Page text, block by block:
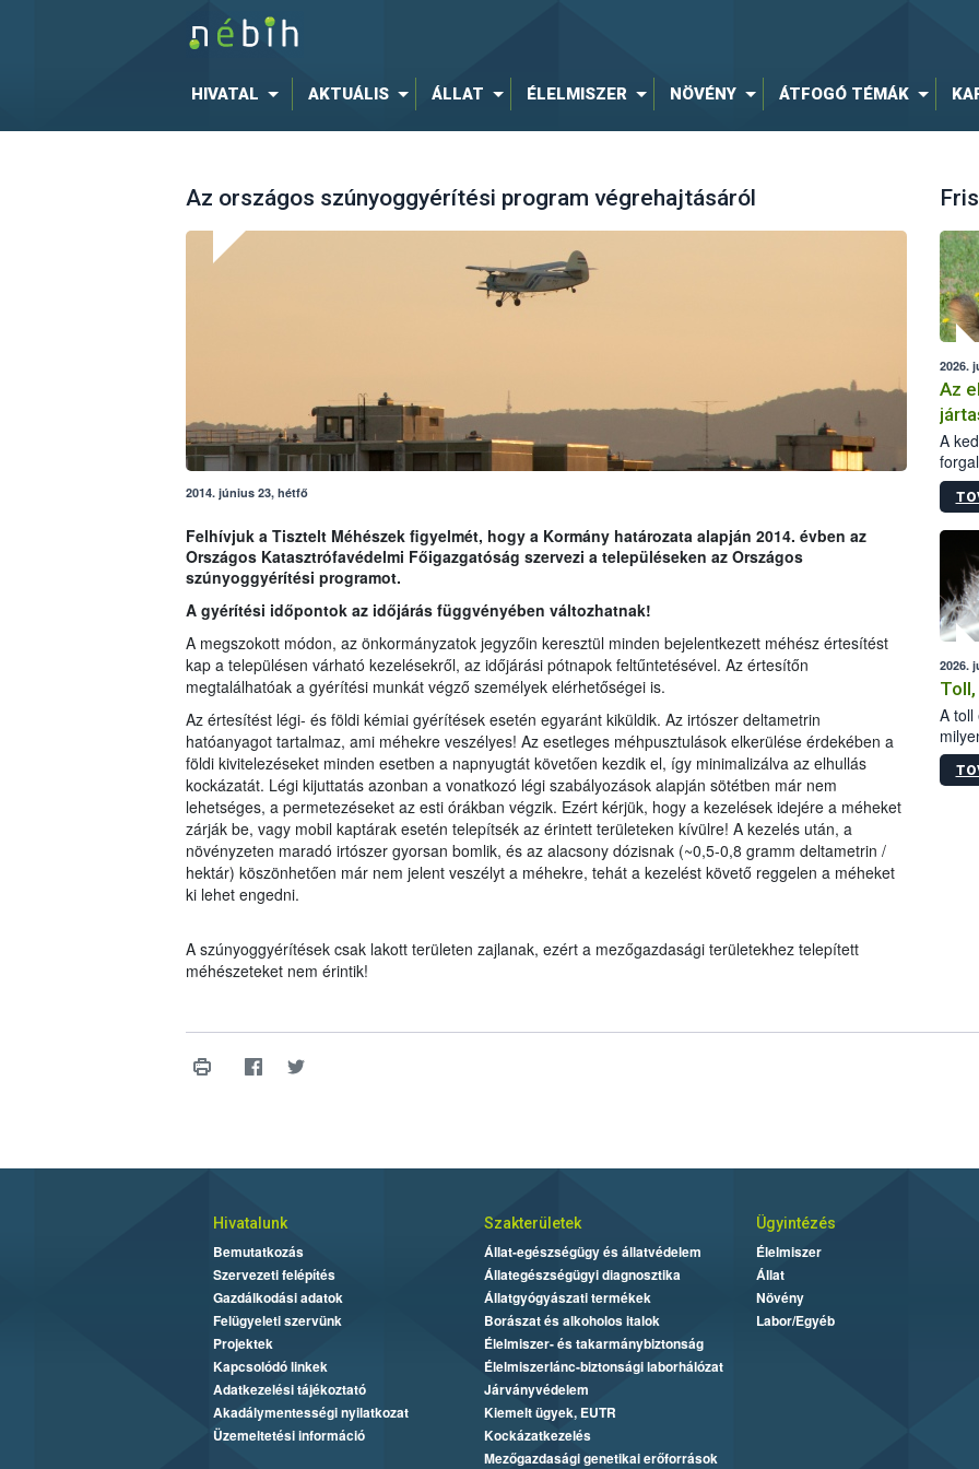
HIVATAL AKTUÁLIS ÁLLAT ÉLELMISZER NÖVÉNY ÁTFOGÓ TÉMÁK
Az országos szúnyoggyérítési program végrehajtásáról
2014. június 23, hétfő
Felhívjuk a Tisztelt Méhészek figyelmét, hogy a Kormány határozata alapján 2014. évben az
Országos Katasztrófavédelmi Főigazgatóság szervezi a településeken az Országos
szúnyoggyérítési programot.
A gyérítési időpontok az időjárás függvényében változhatnak!
A megszokott módon, az önkormányzatok jegyzőin keresztül minden bejelentkezett méhész értesítést
kap a településen várható kezelésekről, az időjárási pótnapok feltűntetésével. Az értesítőn
megtalálhatóak a gyérítési munkát végző személyek elérhetőségei is.
Az értesítést légi- és földi kémiai gyérítések esetén egyaránt kiküldik. Az irtószer deltametrin
hatóanyagot tartalmaz, ami méhekre veszélyes! Az esetleges méhpusztulások elkerülése érdekében a
földi kivitelezéseket minden esetben a napnyugtát követően kezdik el, így minimalizálva az elhullás
kockázatát. Légi kijuttatás azonban a vonatkozó légi szabályozások alapján sötétben már nem
lehetséges, a permetezéseket az esti órákban végzik. Ezért kérjük, hogy a kezelések idejére a méheket
zárják be, vagy mobil kaptárak esetén telepítsék az érintett területeken kívülre! A kezelés után, a
növényzeten maradó irtószer gyorsan bomlik, és az alacsony dózisnak (~0,5-0,8 gramm deltametrin /
hektár) köszönhetően már nem jelent veszélyt a méhekre, tehát a kezelést követő reggelen a méheket
ki lehet engedni.
A szúnyoggyérítések csak lakott területen zajlanak, ezért a mezőgazdasági területekhez telepített
méhészeteket nem érintik!
2026.
Az
A
2026.
A toll
Hivatalunk
Bemutatkozás
Szervezeti felépítés
Gazdálkodási adatok
Felügyeleti szervünk
Projektek
Kapcsolódó linkek
Adatkezelési tájékoztató
Akadálymentességi nyilatkozat
Üzemeltetési információ
Szakterületek
Állat-egészségügy és állatvédelem
Állategészségügyi diagnosztika
Állatgyógyászati termékek
Borászat és alkoholos italok
Élelmiszer- és takarmánybiztonság
Élelmiszerlánc-biztonsági laborhálózat
Járványvédelem
Kiemelt ügyek, EUTR
Kockázatkezelés
Mezőgazdasági genetikai erőforrások
Ügyintézés
Élelmiszer
Állat
Növény
Labor/Egyéb